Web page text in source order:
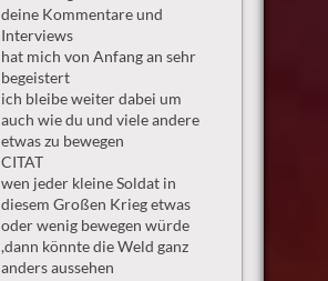
deine Kommentare und
Interviews
hat mich von Anfang an sehr
begeistert
ich bleibe weiter dabei um
auch wie du und viele andere
etwas zu bewegen
CITAT
wen jeder kleine Soldat in
diesem Großen Krieg etwas
oder wenig bewegen würde
,dann könnte die Weld ganz
anders aussehen